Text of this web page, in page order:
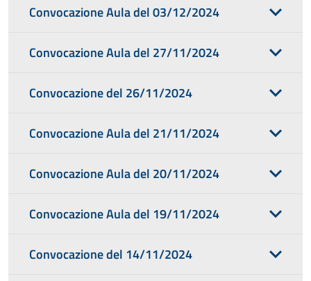
Convocazione Aula del 03/12/2024
Convocazione Aula del 27/11/2024
Convocazione del 26/11/2024
Convocazione Aula del 21/11/2024
Convocazione Aula del 20/11/2024
Convocazione Aula del 19/11/2024
Convocazione del 14/11/2024